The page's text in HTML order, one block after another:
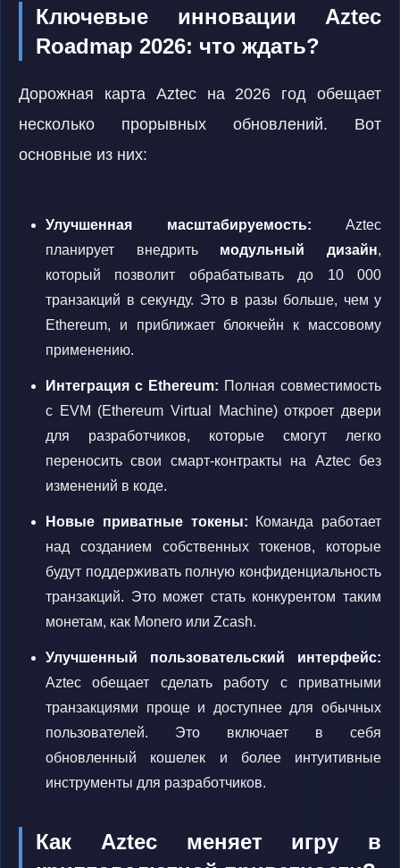
Ключевые инновации Aztec
Roadmap 2026: что ждать?
Дорожная карта Aztec на 2026 год обещает
несколько прорывных обновлений. Вот
основные из них:
Улучшенная масштабируемость: Aztec
планирует внедрить модульный дизайн,
который позволит обрабатывать до 10 000
транзакций в секунду. Это в разы больше, чем у
Ethereum, и приближает блокчейн к массовому
применению.
Интеграция с Ethereum: Полная совместимость
с EVM (Ethereum Virtual Machine) откроет двери
для разработчиков, которые смогут легко
переносить свои смарт-контракты на Aztec без
изменений в коде.
Новые приватные токены: Команда работает
над созданием собственных токенов, которые
будут поддерживать полную конфиденциальность
транзакций. Это может стать конкурентом таким
монетам, как Monero или Zcash.
Улучшенный пользовательский интерфейс:
Aztec обещает сделать работу с приватными
транзакциями проще и доступнее для обычных
пользователей. Это включает в себя
обновленный кошелек и более интуитивные
инструменты для разработчиков.
Как Aztec меняет игру в